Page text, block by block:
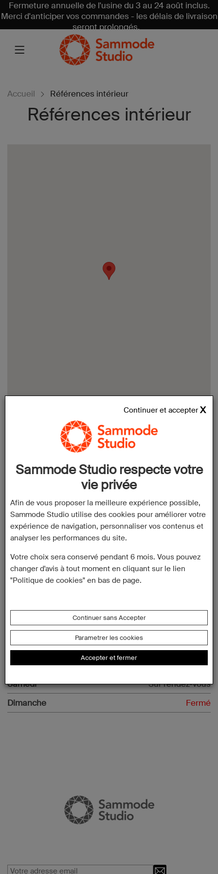
Fermeture annuelle de l'usine du 3 au 24 août inclus.
Merci d'anticiper vos commandes - les délais de livraison
seront prolongés.
Accueil Références intérieur
Références intérieur
Coordonnées:
23 bis Rue Jean Jaurès
+33 (0)2 40 48 27 70
Email:
pauline@referencesinterieur.fr
Site Web:
https://www.referencesinterieur.fr/
Horaires:
Mardi
09:00 – 13:00 / 14:00 – 18:00
Mercredi
09:00 – 13:00 / 14:00 – 18:00
Jeudi
09:00 – 13:00 / 14:00 – 18:00
Vendredi
09:00 – 13:00 / 14:00 – 18:00
Samedi
Sur rendez-vous
Dimanche
Fermé
Continuer et accepter
Sammode Studio respecte votre
vie privée
Afin de vous proposer la meilleure expérience possible,
Sammode Studio utilise des cookies pour améliorer votre
expérience de navigation, personnaliser vos contenus et
analyser les performances du site.
Votre choix sera conservé pendant 6 mois. Vous pouvez
changer d'avis à tout moment en cliquant sur le lien
"Politique de cookies" en bas de page.
Continuer sans Accepter
Parametrer les cookies
Accepter et fermer